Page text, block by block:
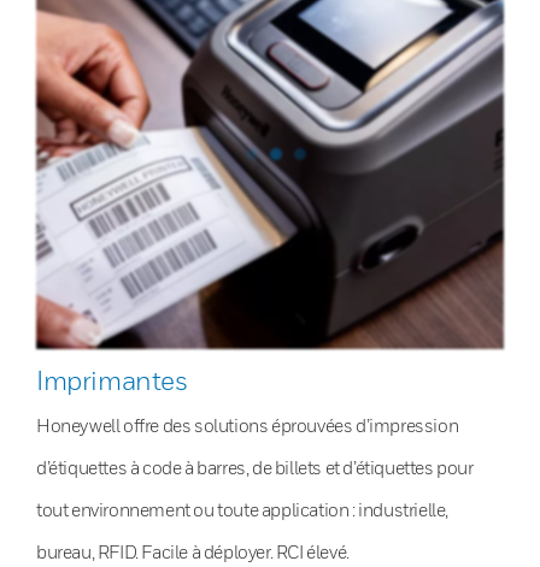
Imprimantes
Honeywell offre des solutions éprouvées d’impression
d’étiquettes à code à barres, de billets et d’étiquettes pour
tout environnement ou toute application : industrielle,
bureau, RFID. Facile à déployer. RCI élevé.